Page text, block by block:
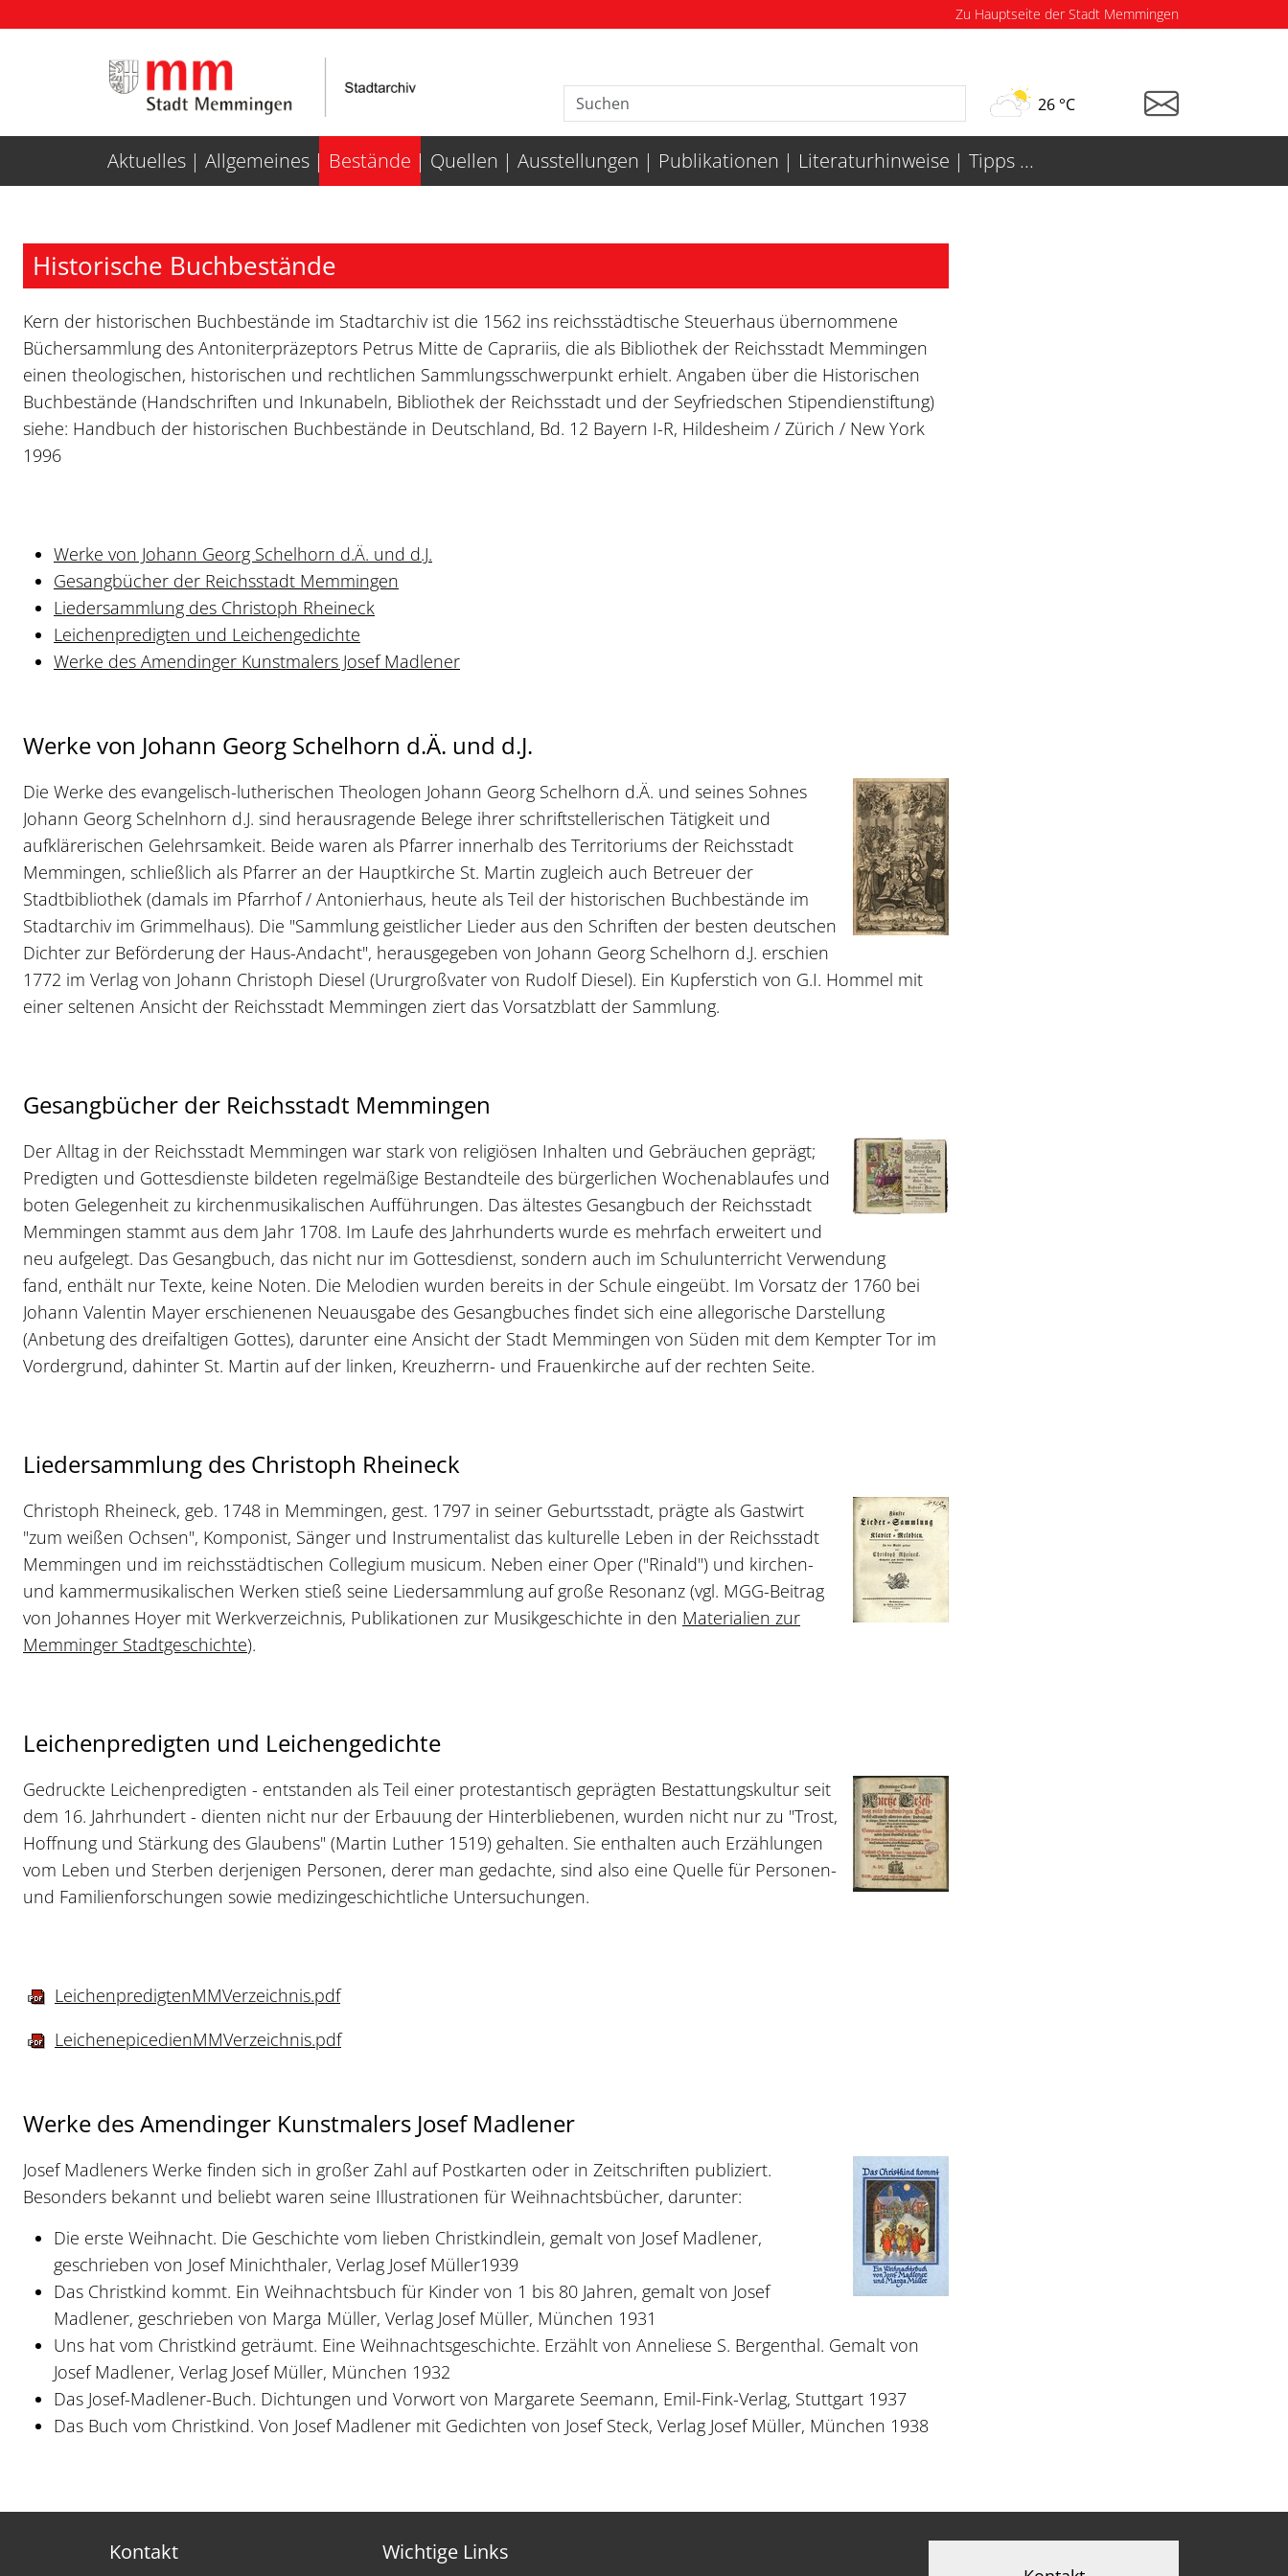
Weiter zur Navigation Weiter zum Inhalt Zu Hauptseite der Stadt Memmingen
26 °C
Aktuelles Allgemeines Bestände Quellen Ausstellungen Publikationen Literaturhinweise Tipps ...
Historische Buchbestände
Kern der historischen Buchbestände im Stadtarchiv ist die 1562 ins reichsstädtische Steuerhaus übernommene
Büchersammlung des Antoniterpräzeptors Petrus Mitte de Caprariis, die als Bibliothek der Reichsstadt Memmingen
einen theologischen, historischen und rechtlichen Sammlungsschwerpunkt erhielt. Angaben über die Historischen
Buchbestände (Handschriften und Inkunabeln, Bibliothek der Reichsstadt und der Seyfriedschen Stipendienstiftung)
siehe: Handbuch der historischen Buchbestände in Deutschland, Bd. 12 Bayern I-R, Hildesheim / Zürich / New York
1996
Werke von Johann Georg Schelhorn d.Ä. und d.J.
Gesangbücher der Reichsstadt Memmingen
Liedersammlung des Christoph Rheineck
Leichenpredigten und Leichengedichte
Werke des Amendinger Kunstmalers Josef Madlener
Werke von Johann Georg Schelhorn d.Ä. und d.J.
Die Werke des evangelisch-lutherischen Theologen Johann Georg Schelhorn d.Ä. und seines Sohnes
Johann Georg Schelnhorn d.J. sind herausragende Belege ihrer schriftstellerischen Tätigkeit und
aufklärerischen Gelehrsamkeit. Beide waren als Pfarrer innerhalb des Territoriums der Reichsstadt
Memmingen, schließlich als Pfarrer an der Hauptkirche St. Martin zugleich auch Betreuer der
Stadtbibliothek (damals im Pfarrhof / Antonierhaus, heute als Teil der historischen Buchbestände im
Stadtarchiv im Grimmelhaus). Die "Sammlung geistlicher Lieder aus den Schriften der besten deutschen
Dichter zur Beförderung der Haus-Andacht", herausgegeben von Johann Georg Schelhorn d.J. erschien
1772 im Verlag von Johann Christoph Diesel (Ururgroßvater von Rudolf Diesel). Ein Kupferstich von G.I. Hommel mit
einer seltenen Ansicht der Reichsstadt Memmingen ziert das Vorsatzblatt der Sammlung.
Gesangbücher der Reichsstadt Memmingen
Der Alltag in der Reichsstadt Memmingen war stark von religiösen Inhalten und Gebräuchen geprägt;
Predigten und Gottesdienste bildeten regelmäßige Bestandteile des bürgerlichen Wochenablaufes und
boten Gelegenheit zu kirchenmusikalischen Aufführungen. Das ältestes Gesangbuch der Reichsstadt
Memmingen stammt aus dem Jahr 1708. Im Laufe des Jahrhunderts wurde es mehrfach erweitert und
neu aufgelegt. Das Gesangbuch, das nicht nur im Gottesdienst, sondern auch im Schulunterricht Verwendung
fand, enthält nur Texte, keine Noten. Die Melodien wurden bereits in der Schule eingeübt. Im Vorsatz der 1760 bei
Johann Valentin Mayer erschienenen Neuausgabe des Gesangbuches findet sich eine allegorische Darstellung
(Anbetung des dreifaltigen Gottes), darunter eine Ansicht der Stadt Memmingen von Süden mit dem Kempter Tor im
Vordergrund, dahinter St. Martin auf der linken, Kreuzherrn- und Frauenkirche auf der rechten Seite.
Liedersammlung des Christoph Rheineck
Christoph Rheineck, geb. 1748 in Memmingen, gest. 1797 in seiner Geburtsstadt, prägte als Gastwirt
"zum weißen Ochsen", Komponist, Sänger und Instrumentalist das kulturelle Leben in der Reichsstadt
Memmingen und im reichsstädtischen Collegium musicum. Neben einer Oper ("Rinald") und kirchen-
und kammermusikalischen Werken stieß seine Liedersammlung auf große Resonanz (vgl. MGG-Beitrag
von Johannes Hoyer mit Werkverzeichnis, Publikationen zur Musikgeschichte in den Materialien zur
Memminger Stadtgeschichte).
Leichenpredigten und Leichengedichte
Gedruckte Leichenpredigten - entstanden als Teil einer protestantisch geprägten Bestattungskultur seit
dem 16. Jahrhundert - dienten nicht nur der Erbauung der Hinterbliebenen, wurden nicht nur zu "Trost,
Hoffnung und Stärkung des Glaubens" (Martin Luther 1519) gehalten. Sie enthalten auch Erzählungen
vom Leben und Sterben derjenigen Personen, derer man gedachte, sind also eine Quelle für Personen-
und Familienforschungen sowie medizingeschichtliche Untersuchungen.
LeichenpredigtenMMVerzeichnis.pdf
LeichenepicedienMMVerzeichnis.pdf
Werke des Amendinger Kunstmalers Josef Madlener
Josef Madleners Werke finden sich in großer Zahl auf Postkarten oder in Zeitschriften publiziert.
Besonders bekannt und beliebt waren seine Illustrationen für Weihnachtsbücher, darunter:
Die erste Weihnacht. Die Geschichte vom lieben Christkindlein, gemalt von Josef Madlener,
geschrieben von Josef Minichthaler, Verlag Josef Müller1939
Das Christkind kommt. Ein Weihnachtsbuch für Kinder von 1 bis 80 Jahren, gemalt von Josef
Madlener, geschrieben von Marga Müller, Verlag Josef Müller, München 1931
Uns hat vom Christkind geträumt. Eine Weihnachtsgeschichte. Erzählt von Anneliese S. Bergenthal. Gemalt von
Josef Madlener, Verlag Josef Müller, München 1932
Das Josef-Madlener-Buch. Dichtungen und Vorwort von Margarete Seemann, Emil-Fink-Verlag, Stuttgart 1937
Das Buch vom Christkind. Von Josef Madlener mit Gedichten von Josef Steck, Verlag Josef Müller, München 1938
Kontakt Wichtige Links